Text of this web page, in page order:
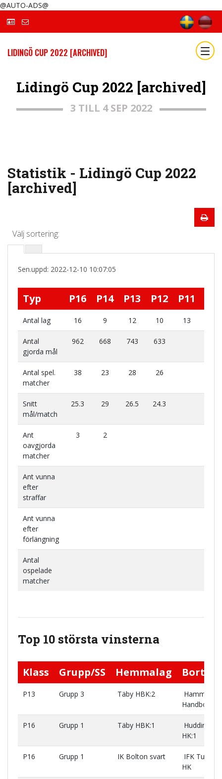
@AUTO-ADS@
LIDINGÖ CUP 2022 [ARCHIVED]
Lidingö Cup 2022 [archived]
3 TILL 4 SEP 2022
Statistik - Lidingö Cup 2022
[archived]
Välj sortering:
Sen.uppd: 2022-12-10 10:07:05
Typ P16 P14 P13 P12 P11
Antal lag 16 9 12 10 13
Antal
gjorda mål
962 668 743 633
Antal spel.
matcher
38 23 28 26
Snitt
mål/match
25.3 29 26.5 24.3
Ant
oavgjorda
matcher
3 2
Ant vunna
efter
straffar
Ant vunna
efter
förlängning
Antal
ospelade
matcher
Top 10 största vinsterna
Klass Grupp/SS Hemmalag
P13 Grupp 3 Täby HBK:2
Hammarby
Handboll:1
P16 Grupp 1 Täby HBK:1
Huddinge
HK:1
P16 Grupp 1 IK Bolton svart
IFK Tumba
HK